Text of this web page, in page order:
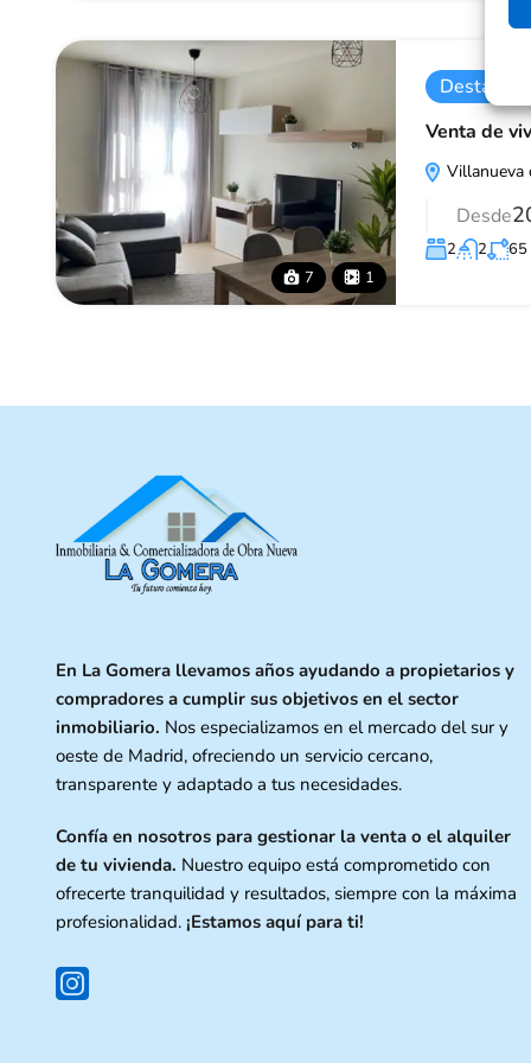
7 1
Destacado
Venta de
Villanueva
Desde
2 2 65
En La Gomera llevamos años ayudando a propietarios y
compradores a cumplir sus objetivos en el sector
inmobiliario. Nos especializamos en el mercado del sur y
oeste de Madrid, ofreciendo un servicio cercano,
transparente y adaptado a tus necesidades.
Confía en nosotros para gestionar la venta o el alquiler
de tu vivienda. Nuestro equipo está comprometido con
ofrecerte tranquilidad y resultados, siempre con la máxima
profesionalidad. ¡Estamos aquí para ti!